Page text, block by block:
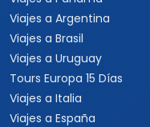
Viajes a Argentina
Viajes a Brasil
Viajes a Uruguay
Tours Europa 15 Días
Viajes a Italia
Viajes a España